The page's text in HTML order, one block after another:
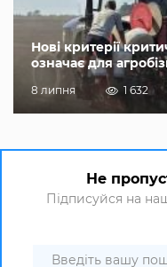
Нові критерії
означає для
8 липня 1 632
Не
Підписуйся на